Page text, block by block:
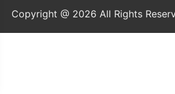
Copyright @ 2026 All Rights